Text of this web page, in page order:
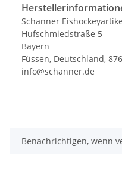
Schanner
Hufschmiedstraße 5
Bayern
Füssen, Deutschland,
info@schanner.de
Benachrichtigen, wenn